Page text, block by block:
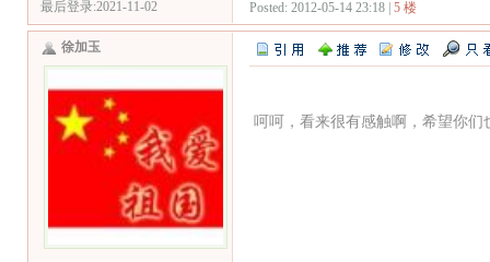
最后登录:2021-11-02
Posted: 2012-05-14 23:18 | 5 楼
徐加玉
呵呵，看来很有感触啊，希望你们